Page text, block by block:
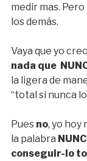
medir mas.
los demás.
Vaya que yo
nada que
la ligera de
“total si nunca
Pues no, yo hoy
la palabra
conseguir-lo